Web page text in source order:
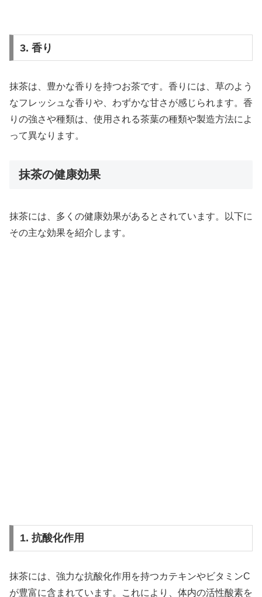
3. 香り
抹茶は、豊かな香りを持つお茶です。香りには、草のよう
なフレッシュな香りや、わずかな甘さが感じられます。香
りの強さや種類は、使用される茶葉の種類や製造方法によ
って異なります。
抹茶の健康効果
抹茶には、多くの健康効果があるとされています。以下に
その主な効果を紹介します。
1. 抗酸化作用
抹茶には、強力な抗酸化作用を持つカテキンやビタミンC
が豊富に含まれています。これにより、体内の活性酸素を